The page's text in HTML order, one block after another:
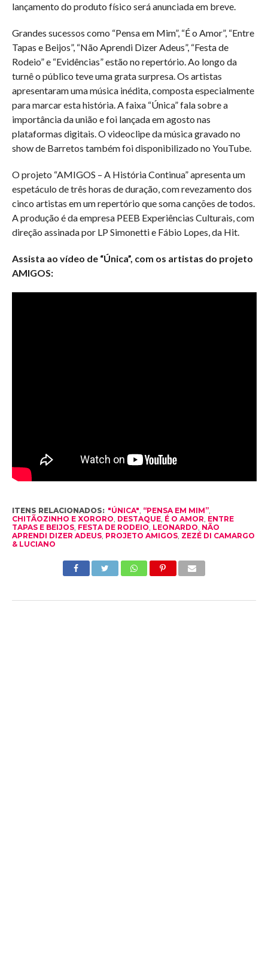
lançamento do produto físico será anunciada em breve.
Grandes sucessos como “Pensa em Mim”, “É o Amor”, “Entre
Tapas e Beijos”, “Não Aprendi Dizer Adeus”, “Festa de
Rodeio” e “Evidências” estão no repertório. Ao longo da
turnê o público teve uma grata surpresa. Os artistas
apresentaram uma música inédita, composta especialmente
para marcar esta história. A faixa “Única” fala sobre a
importância da união e foi lançada em agosto nas
plataformas digitais. O videoclipe da música gravado no
show de Barretos também foi disponibilizado no YouTube.
O projeto “AMIGOS – A História Continua” apresenta um
espetáculo de três horas de duração, com revezamento dos
cinco artistas em um repertório que soma canções de todos.
A produção é da empresa PEEB Experiências Culturais, com
direção assinada por LP Simonetti e Fábio Lopes, da Hit.
Assista ao vídeo de “Única”, com os artistas do projeto
AMIGOS:
ITENS RELACIONADOS: "ÚNICA", “PENSA EM MIM”,
CHITÃOZINHO E XORORO, DESTAQUE, É O AMOR, ENTRE
TAPAS E BEIJOS, FESTA DE RODEIO, LEONARDO, NÃO
APRENDI DIZER ADEUS, PROJETO AMIGOS, ZEZÉ DI CAMARGO
& LUCIANO